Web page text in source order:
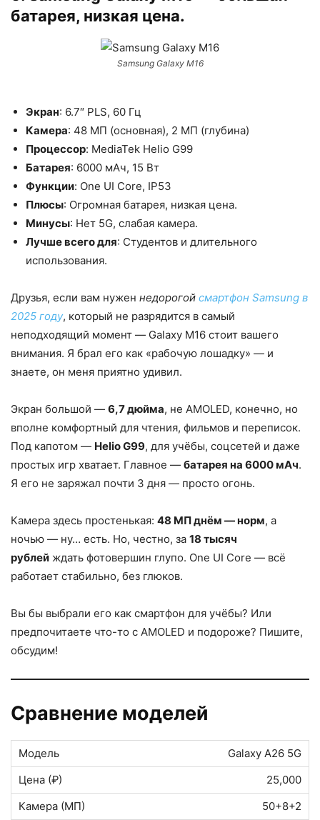
батарея, низкая цена.
Samsung Galaxy M16
Экран: 6.7″ PLS, 60 Гц
Камера: 48 МП (основная), 2 МП (глубина)
Процессор: MediaTek Helio G99
Батарея: 6000 мАч, 15 Вт
Функции: One UI Core, IP53
Плюсы: Огромная батарея, низкая цена.
Минусы: Нет 5G, слабая камера.
Лучше всего для: Студентов и длительного
использования.
Друзья, если вам нужен недорогой смартфон Samsung в
2025 году, который не разрядится в самый
неподходящий момент — Galaxy M16 стоит вашего
внимания. Я брал его как «рабочую лошадку» — и
знаете, он меня приятно удивил.
Экран большой — 6,7 дюйма, не AMOLED, конечно, но
вполне комфортный для чтения, фильмов и переписок.
Под капотом — Helio G99, для учёбы, соцсетей и даже
простых игр хватает. Главное — батарея на 6000 мАч.
Я его не заряжал почти 3 дня — просто огонь.
Камера здесь простенькая: 48 МП днём — норм, а
ночью — ну… есть. Но, честно, за 18 тысяч
рублей ждать фотовершин глупо. One UI Core — всё
работает стабильно, без глюков.
Вы бы выбрали его как смартфон для учёбы? Или
предпочитаете что-то с AMOLED и подороже? Пишите,
обсудим!
Сравнение моделей
Galaxy A26 5G
25,000
50+8+2